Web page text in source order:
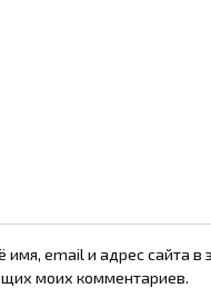
имя, email и адрес сайта в
моих комментариев.